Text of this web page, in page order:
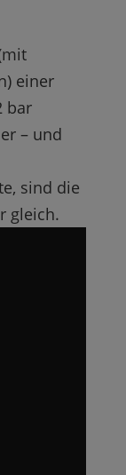
einer
bar
– und
sind die
gleich.